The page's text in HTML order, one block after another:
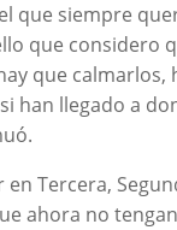
que siempre
que considero
que calmarlos,
han llegado a
en Tercera,
ahora no